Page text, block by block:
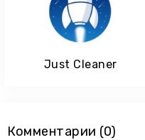
Just Cleaner
Комментарии (0)